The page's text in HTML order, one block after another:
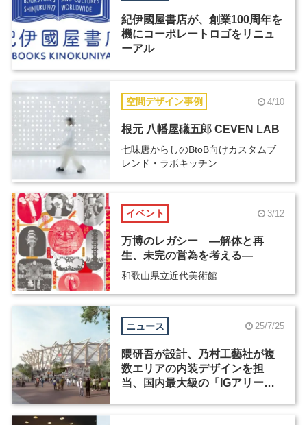
紀伊國屋書店が、創業100周年を
機にコーポレートロゴをリニュ
ーアル
空間デザイン事例 4/10
根元 八幡屋礒五郎 CEVEN LAB
七味唐からしのBtoB向けカスタムブ
レンド・ラボキッチン
イベント 3/12
万博のレガシー ―解体と再
生、未完の営為を考える―
和歌山県立近代美術館
ニュース 25/7/25
隈研吾が設計、乃村工藝社が複
数エリアの内装デザインを担
当、国内最大級の「IGアリー